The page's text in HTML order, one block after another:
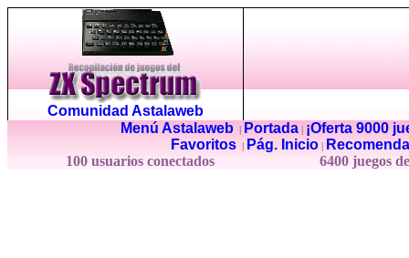
Comunidad Astalaweb
Menú Astalaweb| Portada|
¡Oferta 9000
Favoritos
Pág. Inicio
100 usuarios conectados
6400 juegos